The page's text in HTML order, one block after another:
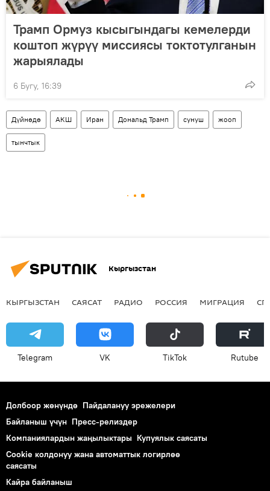
Трамп Ормуз кысыгындагы кемелерди
коштоп жүрүү миссиясы токтотулганын
жарыялады
6 Бугу, 16:39
Дүйнөдө АКШ Иран Дональд Трамп сунуш жооп
тынчтык
Кыргызстан
КЫРГЫЗСТАН САЯСАТ РАДИО РОССИЯ МИГРАЦИЯ
Telegram VK ТikТоk Rutube
Долбоор жөнүндө Пайдалануу эрежелери
Байланыш үчүн Пресс-релиздер
Компаниялардын жаңылыктары Купуялык саясаты
Cookie колдонуу жана автоматтык логирлөө
саясаты
Кайра байланыш